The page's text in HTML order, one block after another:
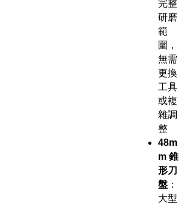
完整
研磨
範
圍，
無需
更換
工具
或複
雜調
整
48m
m 錐
形刀
盤 ：
大型